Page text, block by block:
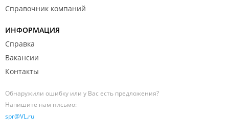
Справочник компаний
ИНФОРМАЦИЯ
Справка
Вакансии
Контакты
Обнаружили ошибку или у Вас есть предложения?
Напишите нам письмо:
spr@VL.ru